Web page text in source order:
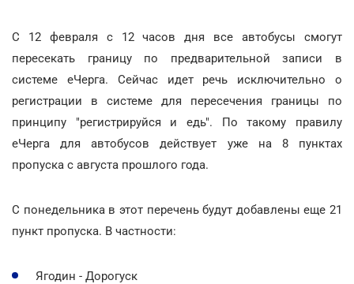
С 12 февраля с 12 часов дня все автобусы смогут
пересекать границу по предварительной записи в
системе еЧерга. Сейчас идет речь исключительно о
регистрации в системе для пересечения границы по
принципу "регистрируйся и едь". По такому правилу
еЧерга для автобусов действует уже на 8 пунктах
пропуска с августа прошлого года.
С понедельника в этот перечень будут добавлены еще 21
пункт пропуска. В частности:
Ягодин - Дорогуск